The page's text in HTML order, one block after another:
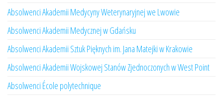
Absolwenci Akademii Medycyny Weterynaryjnej we Lwowie
Absolwenci Akademii Medycznej w Gdańsku
Absolwenci Akademii Sztuk Pięknych im. Jana Matejki w Krakowie
Absolwenci Akademii Wojskowej Stanów Zjednoczonych w West Point
Absolwenci École polytechnique